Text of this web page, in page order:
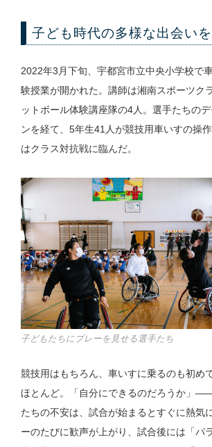
子ども時代の多様な出会い
2022年3月下旬、宇都宮市立中央小学校で
験授業が開かれた。講師は湘南スポーツク
ットボール体験講座隊の4人。選手たちの
ンを経て、5年生41人が競技用車いすの操
はクラス対抗戦に臨んだ。
子どもたちにプレーを見せる選手たち
競技用はもちろん、車いすに乗るのも初め
ほとんど。「自分にできるのだろうか」
たちの不安は、試合が始まるとすぐに熱気
ーのたびに歓声が上がり、試合後には「パ